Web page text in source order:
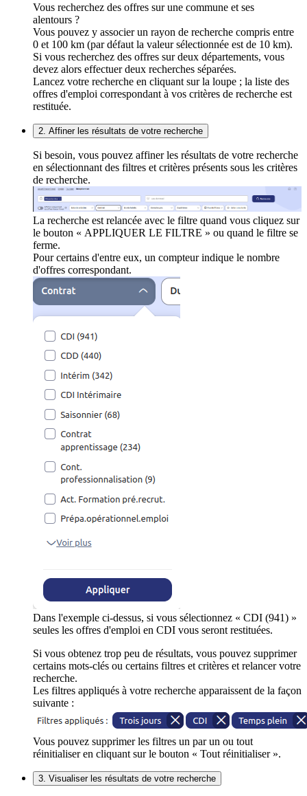
Vous recherchez des offres sur une commune et ses
alentours ?
Vous pouvez y associer un rayon de recherche compris entre
0 et 100 km (par défaut la valeur sélectionnée est de 10 km).
Si vous recherchez des offres sur deux départements, vous
devez alors effectuer deux recherches séparées.
Lancez votre recherche en cliquant sur la loupe ; la liste des
offres d'emploi correspondant à vos critères de recherche est
restituée.
2. Affiner les résultats de votre recherche
Si besoin, vous pouvez affiner les résultats de votre recherche
en sélectionnant des filtres et critères présents sous les critères
de recherche.
La recherche est relancée avec le filtre quand vous cliquez sur
le bouton « APPLIQUER LE FILTRE » ou quand le filtre se
ferme.
Pour certains d'entre eux, un compteur indique le nombre
d'offres correspondant.
Dans l'exemple ci-dessus, si vous sélectionnez « CDI (941) »
seules les offres d'emploi en CDI vous seront restituées.
Si vous obtenez trop peu de résultats, vous pouvez supprimer
certains mots-clés ou certains filtres et critères et relancer votre
recherche.
Les filtres appliqués à votre recherche apparaissent de la façon
suivante :
Vous pouvez supprimer les filtres un par un ou tout
réinitialiser en cliquant sur le bouton « Tout réinitialiser ».
3. Visualiser les résultats de votre recherche